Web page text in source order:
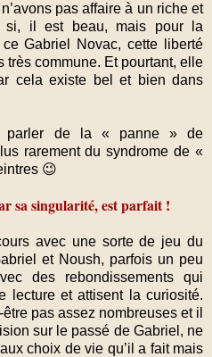
pas affaire à un riche et
si, il est beau, mais pour la
Gabriel Novac, cette liberté
très commune. Et pourtant, elle
cela existe bel et bien dans
parler de la « panne » de
rarement du syndrome de «
😉
sa singularité, est parfait !
avec une sorte de jeu du
et Noush, parfois un peu
des rebondissements qui
lecture et attisent la curiosité.
pas assez nombreuses et il
sur le passé de Gabriel, ne
choix de vie qu’il a fait mais